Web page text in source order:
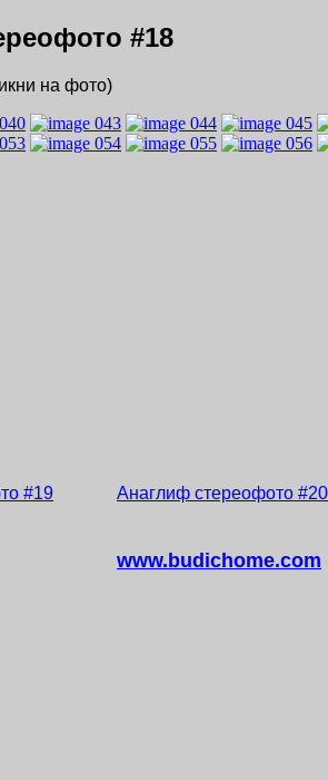
#18
на фото)
#19 Анаглиф стереофото #20
www.budichome.com